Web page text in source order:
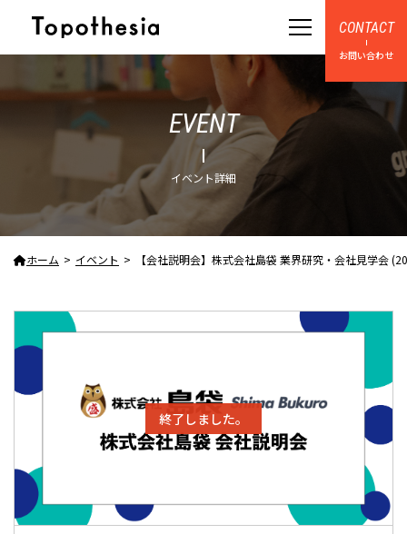
CONTACT
お問い合わせ
EVENT
イベント詳細
ホーム イベント 【会社説明会】株式会社島袋 業界研究・会社見学会
終了しました。